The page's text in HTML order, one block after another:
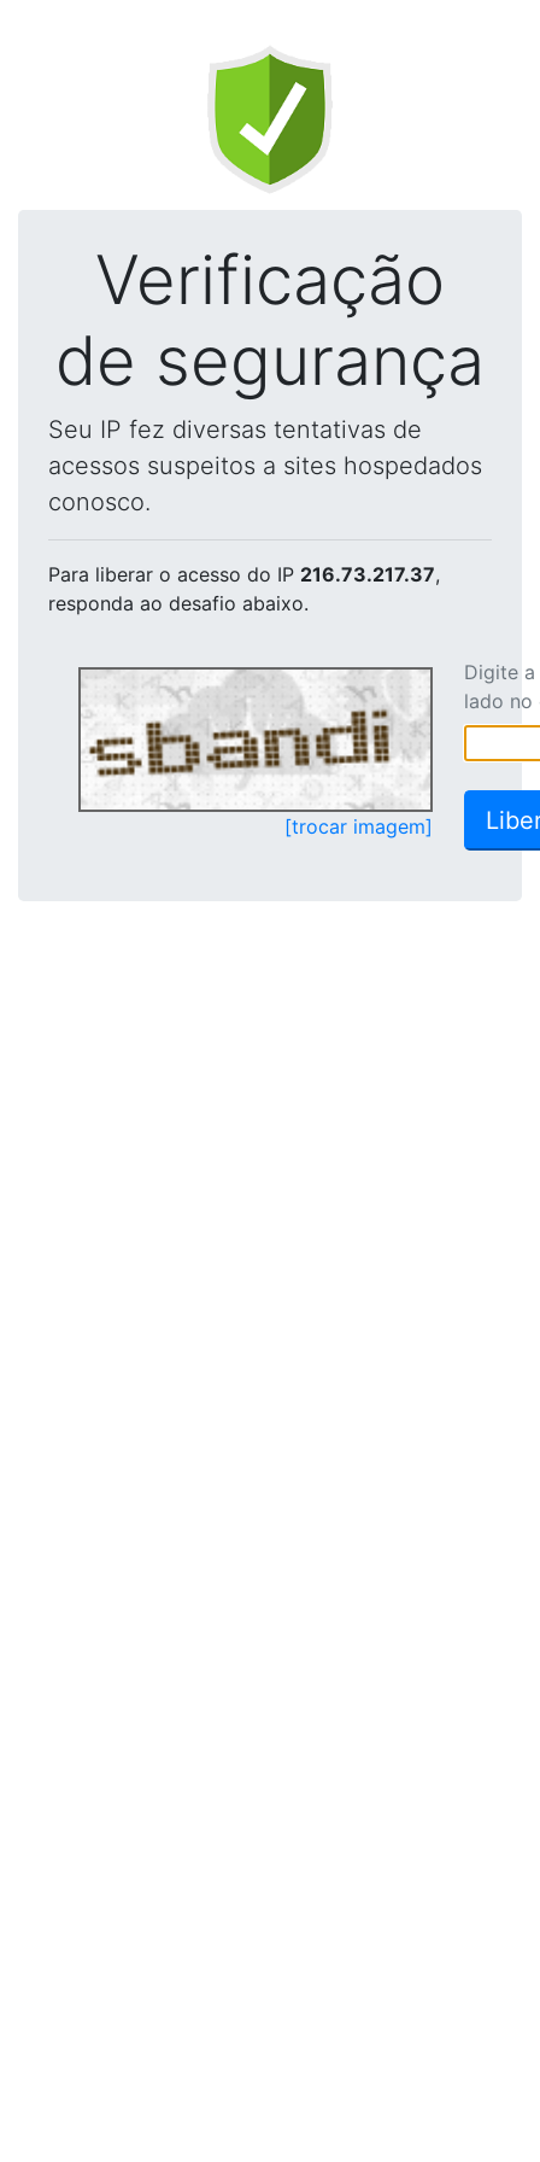
Verificação
de segurança
Seu IP fez diversas tentativas de
acessos suspeitos a sites hospedados
conosco.
Para liberar o acesso do IP 216.73.217.37,
responda ao desafio abaixo.
[trocar imagem]
Digite
lado no